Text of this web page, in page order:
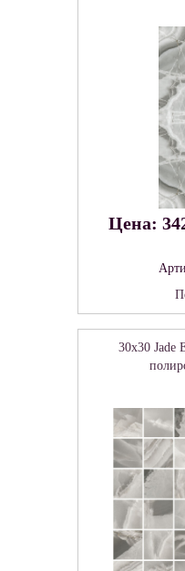
Цена:
30x30 Jade